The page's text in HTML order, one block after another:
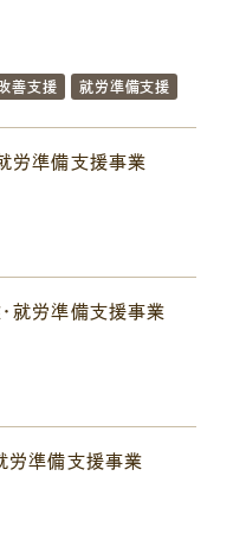
善支援 就労準備支援
労準備支援事業
就労準備支援事業
労準備支援事業